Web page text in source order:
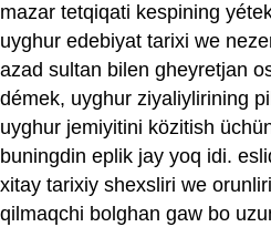
mazar tetqiqati kespining
uyghur edebiyat tarixi we
azad sultan bilen gheyretjan
démek, uyghur ziyaliylirining
uyghur jemiyitini közitish
buningdin eplik jay yoq idi.
xitay tarixiy shexsliri we
qilmaqchi bolghan gaw bo